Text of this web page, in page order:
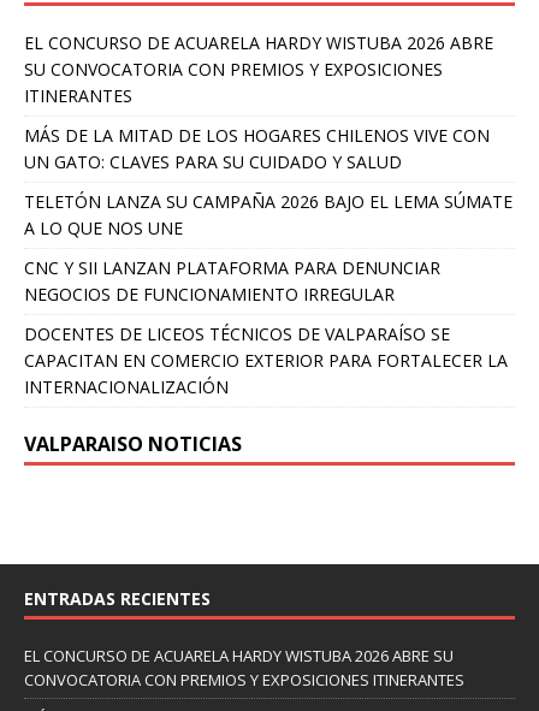
EL CONCURSO DE ACUARELA HARDY WISTUBA 2026 ABRE
SU CONVOCATORIA CON PREMIOS Y EXPOSICIONES
ITINERANTES
MÁS DE LA MITAD DE LOS HOGARES CHILENOS VIVE CON
UN GATO: CLAVES PARA SU CUIDADO Y SALUD
TELETÓN LANZA SU CAMPAÑA 2026 BAJO EL LEMA SÚMATE
A LO QUE NOS UNE
CNC Y SII LANZAN PLATAFORMA PARA DENUNCIAR
NEGOCIOS DE FUNCIONAMIENTO IRREGULAR
DOCENTES DE LICEOS TÉCNICOS DE VALPARAÍSO SE
CAPACITAN EN COMERCIO EXTERIOR PARA FORTALECER LA
INTERNACIONALIZACIÓN
VALPARAISO NOTICIAS
ENTRADAS RECIENTES
EL CONCURSO DE ACUARELA HARDY WISTUBA 2026 ABRE SU
CONVOCATORIA CON PREMIOS Y EXPOSICIONES ITINERANTES